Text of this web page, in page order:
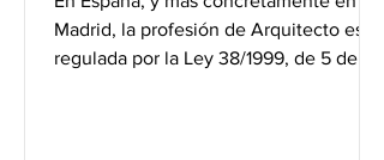
Madrid, la profesión de Arquitecto está
regulada por la Ley 38/1999, de 5 de